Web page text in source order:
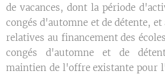
de vacances, dont la période
congés d'automne et de détente,
relatives au financement des
congés d'automne et de
maintien de l'offre existante pour